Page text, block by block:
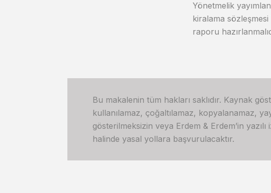
Yönetmelik
kiralama
raporu
Bu makalenin tüm hakları saklıdır. Kaynak
kullanılamaz, çoğaltılamaz, kopyalanamaz,
gösterilmeksizin veya Erdem & Erdem’in
halinde yasal yollara başvurulacaktır.